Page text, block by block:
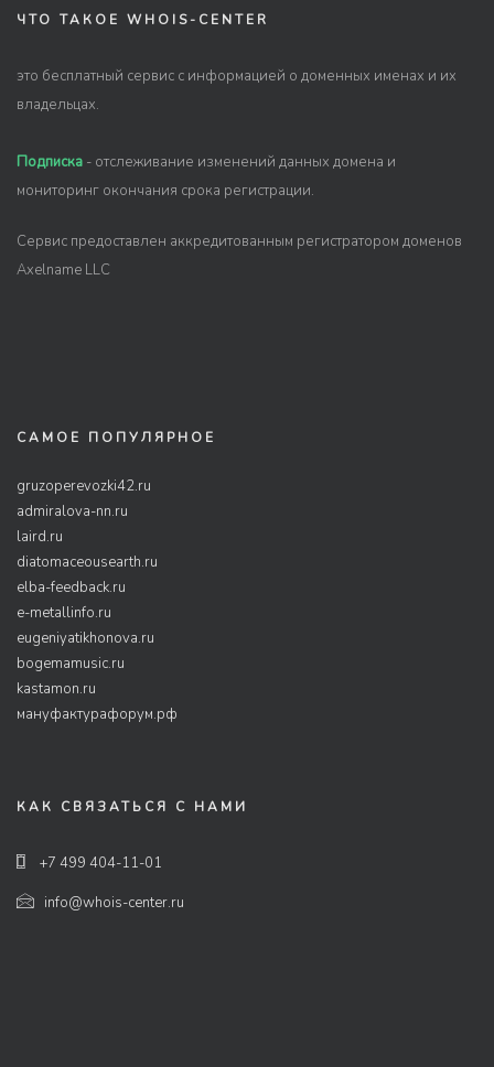
ЧТО ТАКОЕ WHOIS-CENTER
это бесплатный сервис с информацией о доменных именах и их
владельцах.
Подписка - отслеживание изменений данных домена и
мониторинг окончания срока регистрации.
Сервис предоставлен аккредитованным регистратором доменов
Axelname LLC
САМОЕ ПОПУЛЯРНОЕ
gruzoperevozki42.ru
admiralova-nn.ru
laird.ru
diatomaceousearth.ru
elba-feedback.ru
e-metallinfo.ru
eugeniyatikhonova.ru
bogemamusic.ru
kastamon.ru
мануфактурафорум.рф
КАК СВЯЗАТЬСЯ С НАМИ
+7 499 404-11-01
info@whois-center.ru